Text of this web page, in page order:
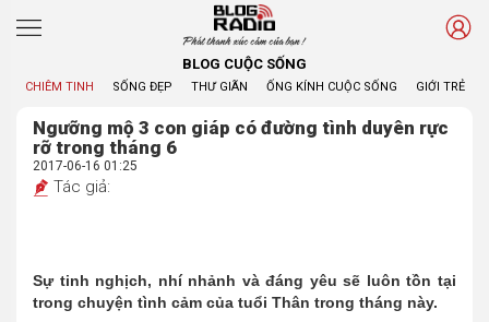
Phát thanh xúc cảm của bạn !
BLOG CUỘC SỐNG
CHIÊM TINH SỐNG ĐẸP THƯ GIÃN ỐNG KÍNH CUỘC SỐNG GIỚI TRẺ
Ngưỡng mộ 3 con giáp có đường tình duyên rực
rỡ trong tháng 6
2017-06-16 01:25
Tác giả:
Sự tinh nghịch, nhí nhảnh và đáng yêu sẽ luôn tồn tại
trong chuyện tình cảm của tuổi Thân trong tháng này.